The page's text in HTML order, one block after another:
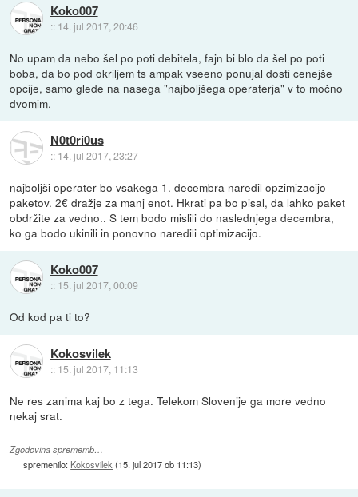
Koko007
:: 14. jul 2017, 20:46
No upam da nebo šel po poti debitela, fajn bi blo da šel po poti
boba, da bo pod okriljem ts ampak vseeno ponujal dosti cenejše
opcije, samo glede na nasega "najboljšega operaterja" v to močno
dvomim.
N0t0ri0us
:: 14. jul 2017, 23:27
najboljši operater bo vsakega 1. decembra naredil opzimizacijo
paketov. 2€ dražje za manj enot. Hkrati pa bo pisal, da lahko paket
obdržite za vedno.. S tem bodo mislili do naslednjega decembra,
ko ga bodo ukinili in ponovno naredili optimizacijo.
Koko007
:: 15. jul 2017, 00:09
Od kod pa ti to?
Kokosvilek
:: 15. jul 2017, 11:13
Ne res zanima kaj bo z tega. Telekom Slovenije ga more vedno
nekaj srat.
Zgodovina sprememb…
spremenilo: Kokosvilek (15. jul 2017 ob 11:13)